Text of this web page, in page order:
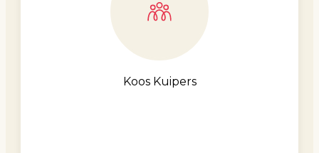
Koos Kuipers